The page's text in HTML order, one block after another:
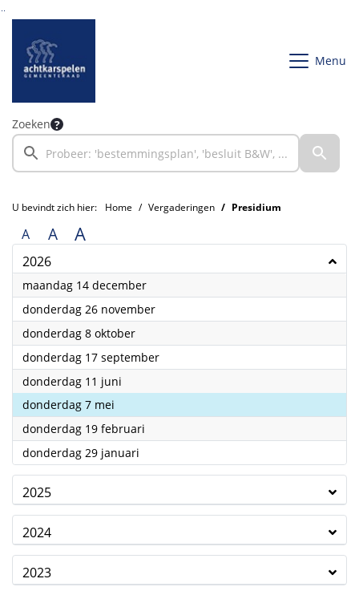
Ga naar de inhoud van deze pagina
Ga naar het zoeken
Ga naar het menu
Menu
Zoeken
U bevindt zich hier: Home Vergaderingen Presidium
A A A
2026
maandag 14 december2026
donderdag 26 november2026
donderdag 8 oktober2026
donderdag 17 september2026
donderdag 11 juni
donderdag 7 mei
donderdag 19 februari
donderdag 29 januari
2025
2024
2023